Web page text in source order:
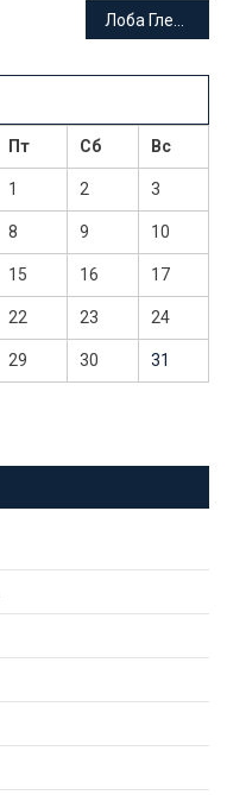
Пт Сб Вс
1 2 3
8 9 10
15 16 17
22 23 24
29 30 31